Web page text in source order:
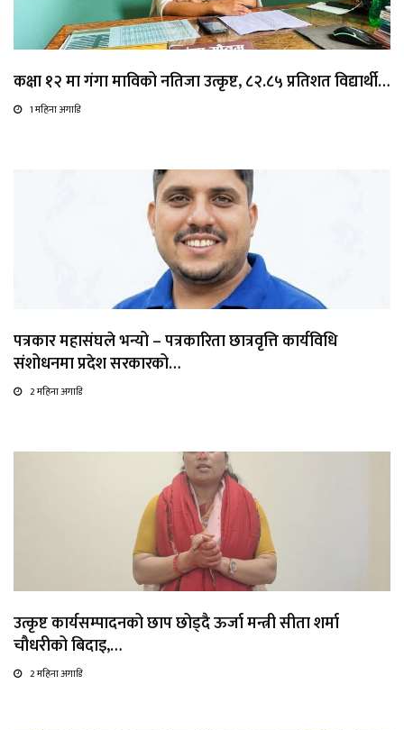
कक्षा १२ मा गंगा माविको नतिजा उत्कृष्ट, ८२.८५ प्रतिशत विद्यार्थी…
1 महिना अगाडि
पत्रकार महासंघले भन्यो – पत्रकारिता छात्रवृत्ति कार्यविधि
संशोधनमा प्रदेश सरकारको…
2 महिना अगाडि
उत्कृष्ट कार्यसम्पादनको छाप छोड्दै ऊर्जा मन्त्री सीता शर्मा
चौधरीको बिदाइ,…
2 महिना अगाडि